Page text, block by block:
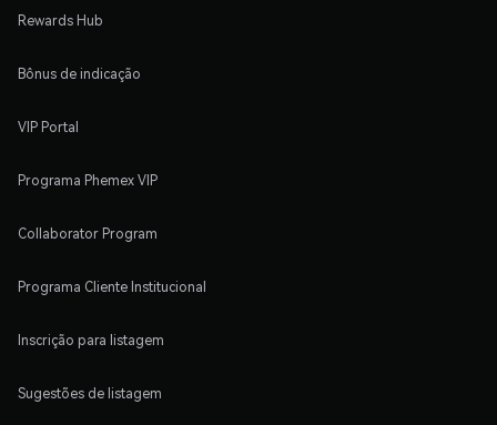
Rewards Hub
Bônus de indicação
VIP Portal
Programa Phemex VIP
Collaborator Program
Programa Cliente Institucional
Inscrição para listagem
Sugestões de listagem